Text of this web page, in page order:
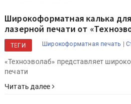
Широкоформатная калька
лазерной печати от
ТЕГИ Широкоформатная печать |
«Техноэволаб» представляет
печати
Читать далее